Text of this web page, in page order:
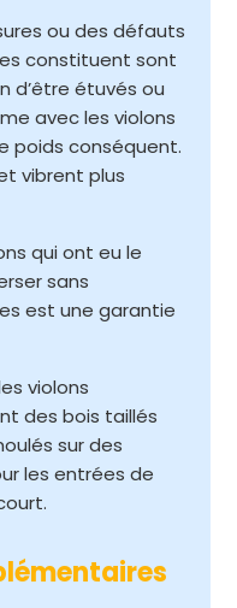
ou des défauts
constituent sont
d’être étuvés ou
avec les violons
poids conséquent.
vibrent plus
qui ont eu le
sans
est une garantie
violons
des bois taillés
sur des
les entrées de